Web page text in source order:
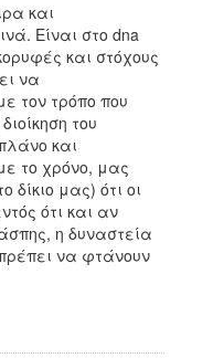
και
Είναι στο dna
και στόχους
να
τον τρόπο που
του
και
το χρόνο, μας
δίκιο μας) ότι οι
ότι και αν
η δυναστεία
να φτάνουν